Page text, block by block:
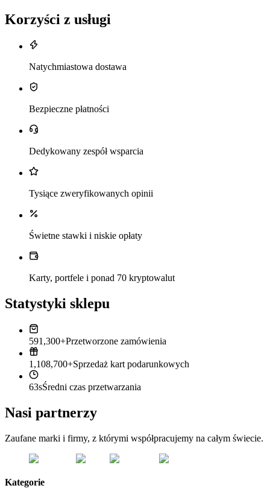
Korzyści z usługi
Natychmiastowa dostawa
Bezpieczne płatności
Dedykowany zespół wsparcia
Tysiące zweryfikowanych opinii
Świetne stawki i niskie opłaty
Karty, portfele i ponad 70 kryptowalut
Statystyki sklepu
591,300+Przetworzone zamówienia
1,108,700+Sprzedaż kart podarunkowych
63sŚredni czas przetwarzania
Nasi partnerzy
Zaufane marki i firmy, z którymi współpracujemy na całym świecie.
Kategorie